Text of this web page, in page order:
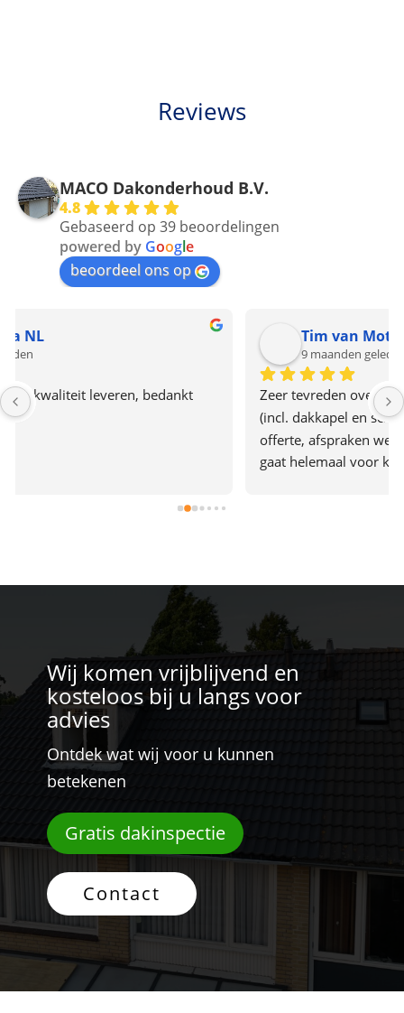
Reviews
MACO Dakonderhoud B.V.
4.8
Gebaseerd op 39 beoordelingen
powered by Google
beoordeel ons op
Zeer tevreden over de renovatie van ons pannendak
(incl. dakkapel en schoorsteen renovatie). Heldere
offerte, afspraken werden nagekomen, het bedrijf
gaat helemaal voor kwaliteit, er werd hard
ook de indruk plezier in hun werk te hebben. Een
Wij komen vrijblijvend en
kosteloos bij u langs voor
advies
Ontdek wat wij voor u kunnen
betekenen
Gratis dakinspectie
Contact